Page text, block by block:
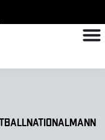
Nationalmann